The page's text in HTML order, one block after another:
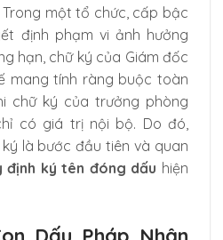
một tổ chức, cấp bậc
định phạm vi ảnh hưởng
hạn, chữ ký của Giám đốc
mang tính ràng buộc toàn
chữ ký của trưởng phòng
có giá trị nội bộ. Do đó,
là bước đầu tiên và quan
định ký tên đóng dấu hiện